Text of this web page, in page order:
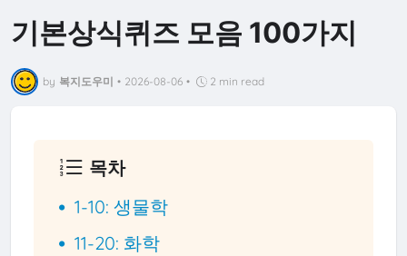
기본상식퀴즈 모음 100가지
by 복지도우미 • 2026-08-06 • 2 min read
목차
1-10: 생물학
11-20: 화학